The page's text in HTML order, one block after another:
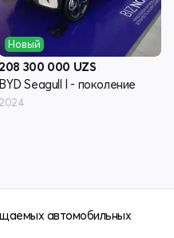
Новый
208 300 000 UZS
BYD Seagull I - поколение
2024
автомобильных